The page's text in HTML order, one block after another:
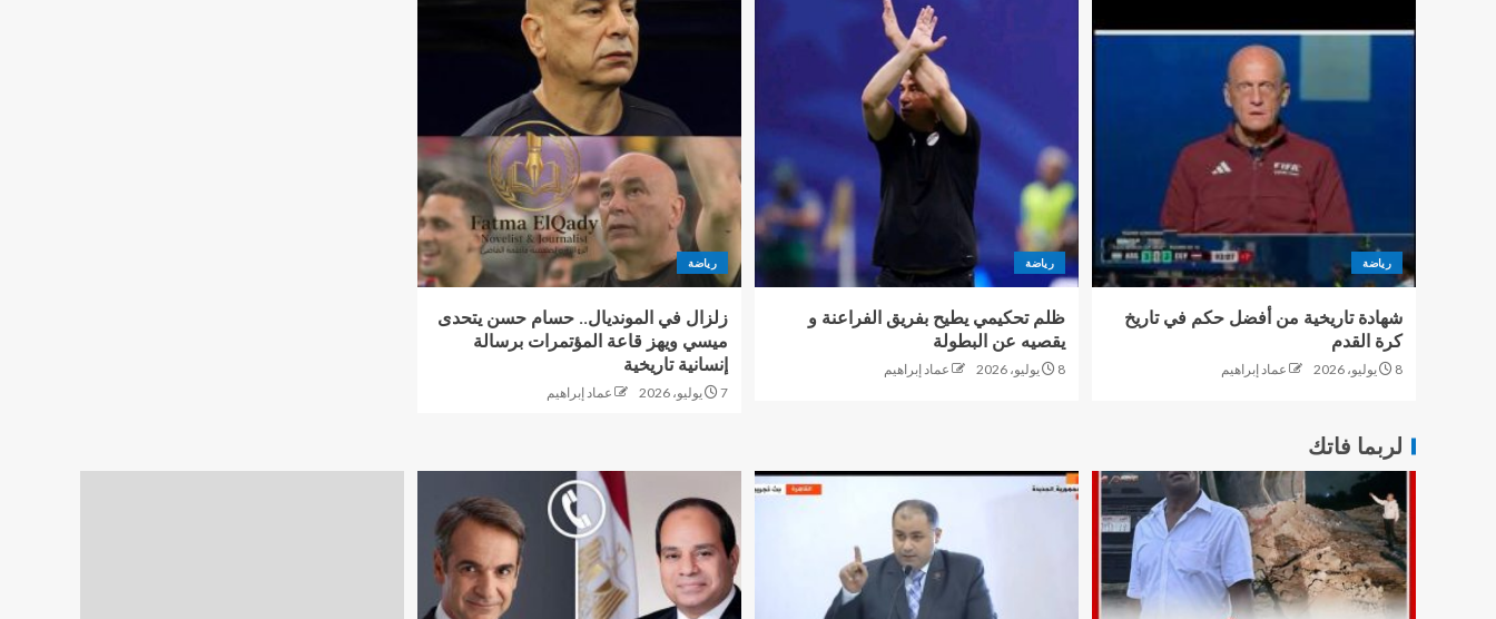
رياضة
شهادة تاريخية من أفضل حكم في تاريخ
كرة القدم
8 يوليو، 2026 عماد إبراهيم
رياضة
ظلم تحكيمي يطيح بفريق الفراعنة و
يقصيه عن البطولة
8 يوليو، 2026 عماد إبراهيم
رياضة
زلزال في المونديال.. حسام حسن يتحدى
ميسي ويهز قاعة المؤتمرات برسالة
إنسانية تاريخية
7 يوليو، 2026 عماد إبراهيم
لربما فاتك